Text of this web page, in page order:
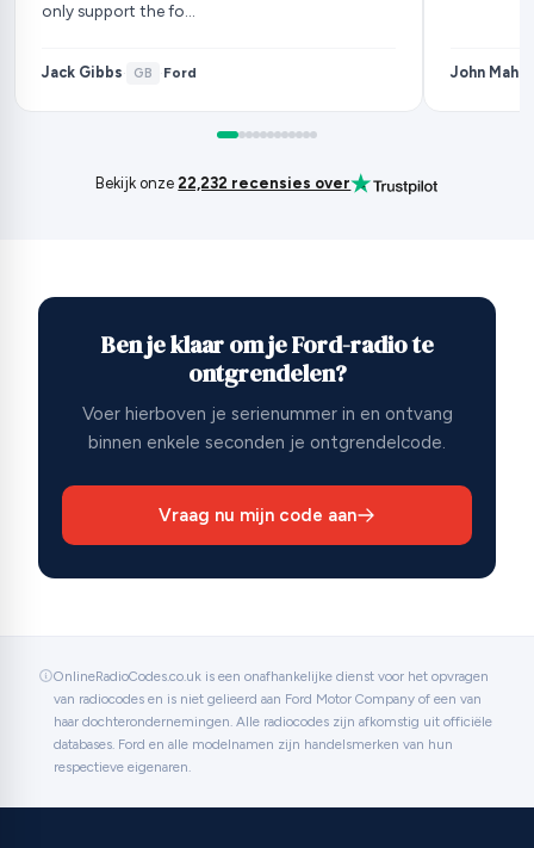
only support the fo…
Jack Gibbs· GB ·Ford John Maher
Bekijk onze22,232 recensies over
Ben je klaar om je Ford-radio te
ontgrendelen?
Voer hierboven je serienummer in en ontvang
binnen enkele seconden je ontgrendelcode.
Vraag nu mijn code aan
OnlineRadioCodes.co.uk is een onafhankelijke dienst voor het opvragen
van radiocodes en is niet gelieerd aan Ford Motor Company of een van
haar dochterondernemingen. Alle radiocodes zijn afkomstig uit officiële
databases. Ford en alle modelnamen zijn handelsmerken van hun
respectieve eigenaren.